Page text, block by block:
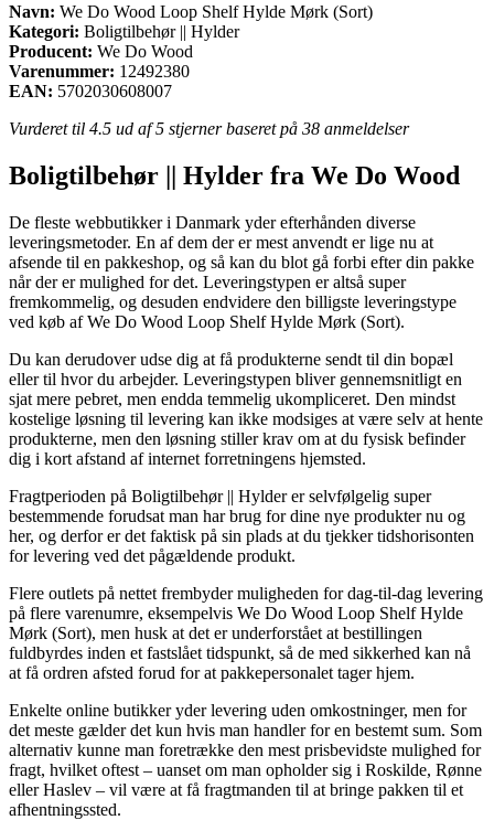
Navn: We Do Wood Loop Shelf Hylde Mørk (Sort)
Kategori: Boligtilbehør || Hylder
Producent: We Do Wood
Varenummer: 12492380
EAN: 5702030608007
Vurderet til 4.5 ud af 5 stjerner baseret på 38 anmeldelser
Boligtilbehør || Hylder fra We Do Wood
De fleste webbutikker i Danmark yder efterhånden diverse
leveringsmetoder. En af dem der er mest anvendt er lige nu at
afsende til en pakkeshop, og så kan du blot gå forbi efter din pakke
når der er mulighed for det. Leveringstypen er altså super
fremkommelig, og desuden endvidere den billigste leveringstype
ved køb af We Do Wood Loop Shelf Hylde Mørk (Sort).
Du kan derudover udse dig at få produkterne sendt til din bopæl
eller til hvor du arbejder. Leveringstypen bliver gennemsnitligt en
sjat mere pebret, men endda temmelig ukompliceret. Den mindst
kostelige løsning til levering kan ikke modsiges at være selv at hente
produkterne, men den løsning stiller krav om at du fysisk befinder
dig i kort afstand af internet forretningens hjemsted.
Fragtperioden på Boligtilbehør || Hylder er selvfølgelig super
bestemmende forudsat man har brug for dine nye produkter nu og
her, og derfor er det faktisk på sin plads at du tjekker tidshorisonten
for levering ved det pågældende produkt.
Flere outlets på nettet frembyder muligheden for dag-til-dag levering
på flere varenumre, eksempelvis We Do Wood Loop Shelf Hylde
Mørk (Sort), men husk at det er underforstået at bestillingen
fuldbyrdes inden et fastslået tidspunkt, så de med sikkerhed kan nå
at få ordren afsted forud for at pakkepersonalet tager hjem.
Enkelte online butikker yder levering uden omkostninger, men for
det meste gælder det kun hvis man handler for en bestemt sum. Som
alternativ kunne man foretrække den mest prisbevidste mulighed for
fragt, hvilket oftest – uanset om man opholder sig i Roskilde, Rønne
eller Haslev – vil være at få fragtmanden til at bringe pakken til et
afhentningssted.